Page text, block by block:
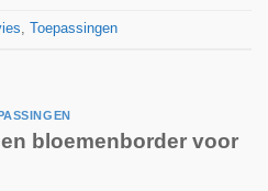
, Toepassingen
bloemenborder voor